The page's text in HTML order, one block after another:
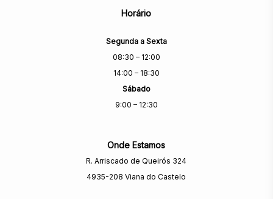
Horário
Segunda a Sexta
08:30 – 12:00
14:00 – 18:30
Sábado
9:00 – 12:30
Onde Estamos
R. Arriscado de Queirós 324
4935-208 Viana do Castelo